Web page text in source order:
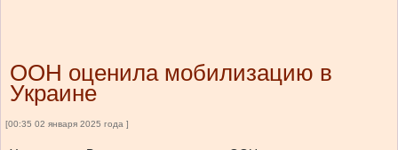
ООН оценила мобилизацию в
Украине
[00:35 02 января 2025 года ]